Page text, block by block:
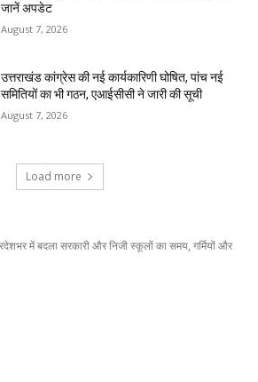
जानें अपडेट
August 7, 2026
उत्तराखंड कांग्रेस की नई कार्यकारिणी घोषित, पांच नई
समितियों का भी गठन, एआईसीसी ने जारी की सूची
August 7, 2026
Load more